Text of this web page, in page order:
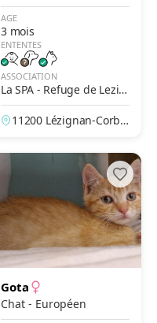
AGE
3 mois
ENTENTES
ASSOCIATION
La SPA - Refuge de Lezig
nan Corbières
11200 Lézignan-Corbiè
Gota
Chat - Européen